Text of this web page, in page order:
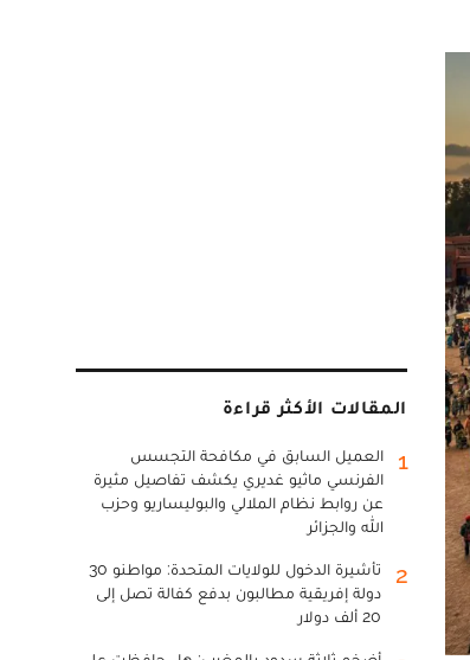
المقالات الأكثر قراءة
1
العميل السابق في مكافحة التجسس
الفرنسي ماثيو غديري يكشف تفاصيل مثيرة
عن روابط نظام الملالي والبوليساريو وحزب
الله والجزائر
2
تأشيرة الدخول للولايات المتحدة: مواطنو 30
دولة إفريقية مطالبون بدفع كفالة تصل إلى
20 ألف دولار